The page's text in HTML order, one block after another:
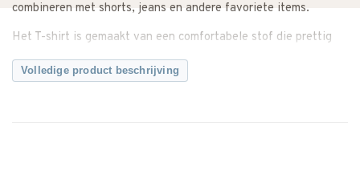
combineren met shorts, jeans en andere favoriete items.
Het T-shirt is gemaakt van een comfortabele stof die prettig
aanvoelt op de huid en fijn draagt gedurende de dag. Dankzij
de comfortabele pasvorm heeft je kindje voldoende
Volledige product beschrijving